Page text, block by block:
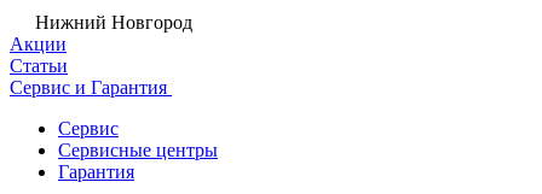
Нижний Новгород
Акции
Статьи
Сервис и Гарантия
Сервис
Сервисные центры
Гарантия